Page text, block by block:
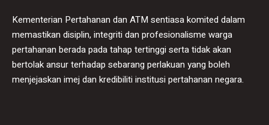
Kementerian Pertahanan dan ATM sentiasa komited dalam
memastikan disiplin, integriti dan profesionalisme warga
pertahanan berada pada tahap tertinggi serta tidak akan
bertolak ansur terhadap sebarang perlakuan yang boleh
menjejaskan imej dan kredibiliti institusi pertahanan negara.